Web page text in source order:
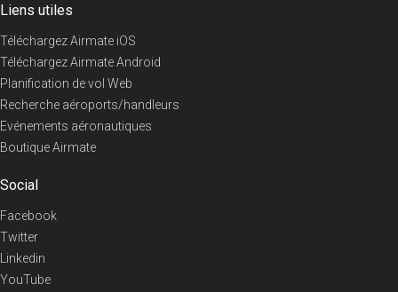
Liens utiles
Téléchargez Airmate iOS
Téléchargez Airmate Android
Planification de vol Web
Recherche aéroports/handleurs
Evénements aéronautiques
Boutique Airmate
Social
Facebook
Twitter
Linkedin
YouTube